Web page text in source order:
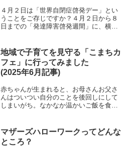
４月２日は「世界自閉症啓発デー」とい
うことをご存じですか？４月２日から８
日までの「発達障害啓発週間」に、横浜
す。「自閉症」「発達障害」という言葉
をよく聞くようになりまし...
地域で子育てを見守る「こまちカ
フェ」に行ってみました
(2025年6月記事)
赤ちゃんが生まれると、お母さんお父さ
んはついつい自分のことを後回しにして
しまいがち。なかなか温かいご飯を食べ
しい日々にほっと一息つける戸塚区にあ
る「こまちカフェ」をご紹...
マザーズハローワークってどんな
ところ？